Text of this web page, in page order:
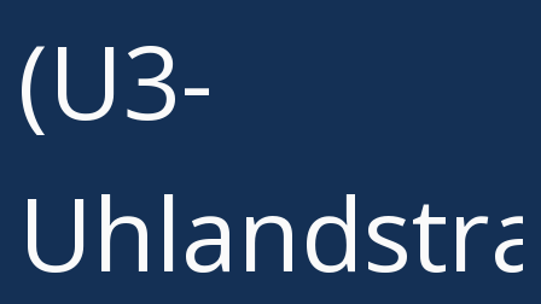
(U3-